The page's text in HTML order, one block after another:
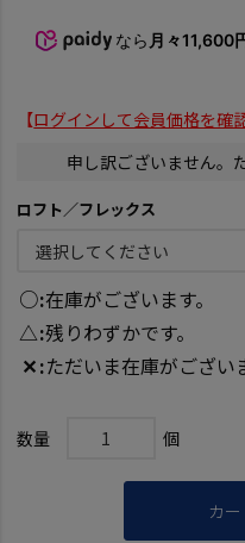
なら 月々11,600
【ログインして会員価格を確
申し訳ございません。
ロフト／フレックス
○ 在庫がございます。
△ 残りわずかです。
✕ ただいま在庫がござい
カ